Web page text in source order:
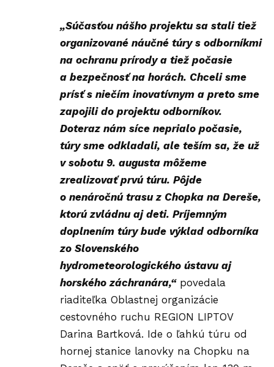
„Súčasťou nášho projektu sa stali tiež
organizované náučné túry s odborníkmi
na ochranu prírody a tiež počasie
a bezpečnosť na horách. Chceli sme
prísť s niečím inovatívnym a preto sme
zapojili do projektu odborníkov.
Doteraz nám síce neprialo počasie,
túry sme odkladali, ale teším sa, že už
v sobotu 9. augusta môžeme
zrealizovať prvú túru. Pôjde
o nenáročnú trasu z Chopka na Dereše,
ktorú zvládnu aj deti. Príjemným
doplnením túry bude výklad odborníka
zo Slovenského
hydrometeorologického ústavu aj
horského záchranára,“povedala
riaditeľka Oblastnej organizácie
cestovného ruchu REGION LIPTOV
Darina Bartková. Ide o ľahkú túru od
hornej stanice lanovky na Chopku na